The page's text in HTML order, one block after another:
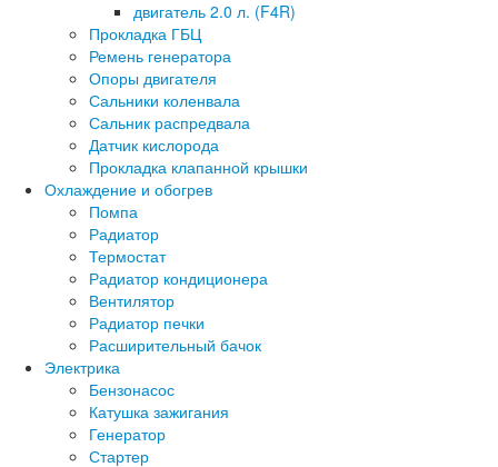
двигатель 2.0 л. (F4R)
Прокладка ГБЦ
Ремень генератора
Опоры двигателя
Сальники коленвала
Сальник распредвала
Датчик кислорода
Прокладка клапанной крышки
Охлаждение и обогрев
Помпа
Радиатор
Термостат
Радиатор кондиционера
Вентилятор
Радиатор печки
Расширительный бачок
Электрика
Бензонасос
Катушка зажигания
Генератор
Стартер